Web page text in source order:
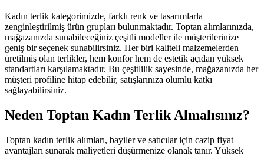
Kadın terlik kategorimizde, farklı renk ve tasarımlarla
zenginleştirilmiş ürün grupları bulunmaktadır. Toptan alımlarınızda,
mağazanızda sunabileceğiniz çeşitli modeller ile müşterilerinize
geniş bir seçenek sunabilirsiniz. Her biri kaliteli malzemelerden
üretilmiş olan terlikler, hem konfor hem de estetik açıdan yüksek
standartları karşılamaktadır. Bu çeşitlilik sayesinde, mağazanızda her
müşteri profiline hitap edebilir, satışlarınıza olumlu katkı
sağlayabilirsiniz.
Neden Toptan Kadın Terlik Almalısınız?
Toptan kadın terlik alımları, bayiler ve satıcılar için cazip fiyat
avantajları sunarak maliyetleri düşürmenize olanak tanır. Yüksek